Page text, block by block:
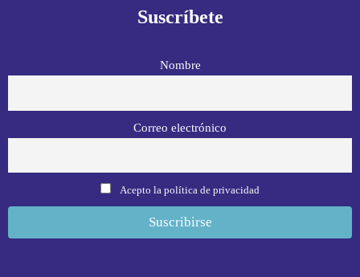
Suscríbete
Nombre
Correo electrónico
Acepto la política de privacidad